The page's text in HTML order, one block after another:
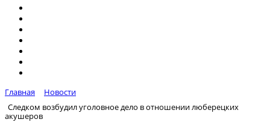
Главная
Новости
Следком возбудил уголовное дело в отношении люберецких
акушеров